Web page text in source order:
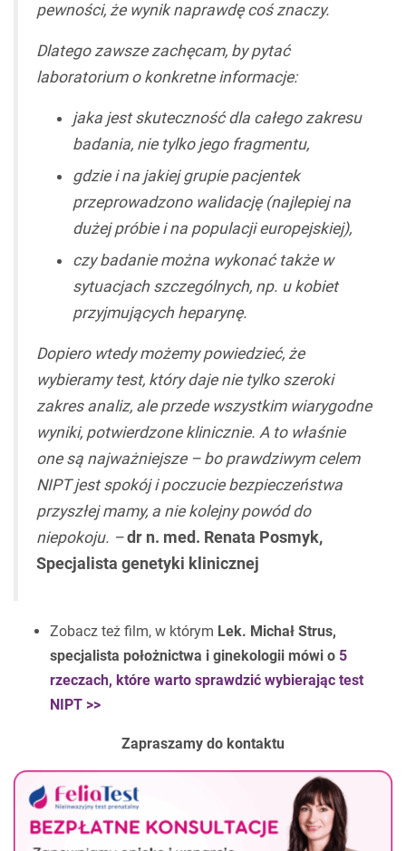
pewności, że wynik naprawdę coś znaczy.
Dlatego zawsze zachęcam, by pytać
laboratorium o konkretne informacje:
jaka jest skuteczność dla całego zakresu
badania, nie tylko jego fragmentu,
gdzie i na jakiej grupie pacjentek
przeprowadzono walidację (najlepiej na
dużej próbie i na populacji europejskiej),
czy badanie można wykonać także w
sytuacjach szczególnych, np. u kobiet
przyjmujących heparynę.
Dopiero wtedy możemy powiedzieć, że
wybieramy test, który daje nie tylko szeroki
zakres analiz, ale przede wszystkim wiarygodne
wyniki, potwierdzone klinicznie. A to właśnie
one są najważniejsze – bo prawdziwym celem
NIPT jest spokój i poczucie bezpieczeństwa
przyszłej mamy, a nie kolejny powód do
niepokoju. –dr n. med. Renata Posmyk,
Specjalista genetyki klinicznej
Zobacz też film, w którym Lek. Michał Strus,
specjalista położnictwa i ginekologii mówi o 5
rzeczach, które warto sprawdzić wybierając test
NIPT >>
Zapraszamy do kontaktu